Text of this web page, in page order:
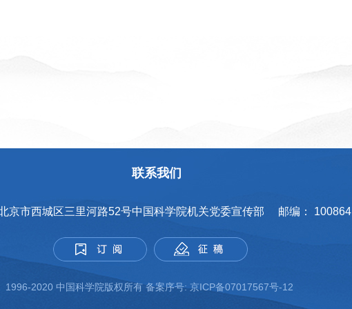
联系我们
京市西城区三里河路52号中国科学院机关党委宣传部 邮编： 100864
1996-2020 中国科学院版权所有 备案序号:京ICP备07017567号-12